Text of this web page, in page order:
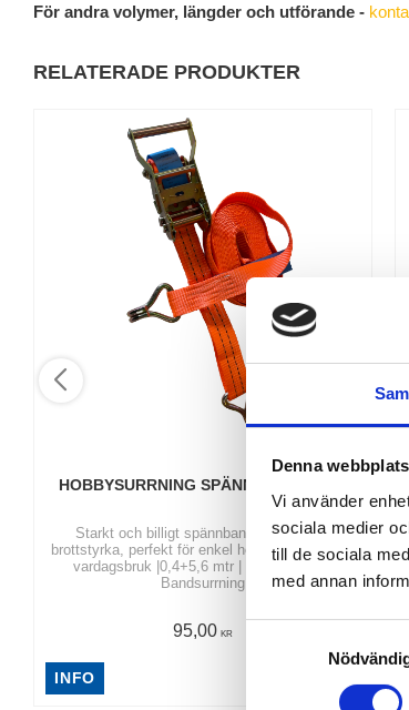
Denna
Vi använder
sociala medier
till de sociala
med annan
För andra volymer, längder och utförande -
RELATERADE PRODUKTER
HOBBYSURRNING SPÄNNBAND 35MM
Starkt och billigt spännband med 2 ton i
brottstyrka, perfekt för enkel hobbysurrning och
vardagsbruk |0,4+5,6 mtr | Spännband &
Bandsurrning
95,00 KR
INFO